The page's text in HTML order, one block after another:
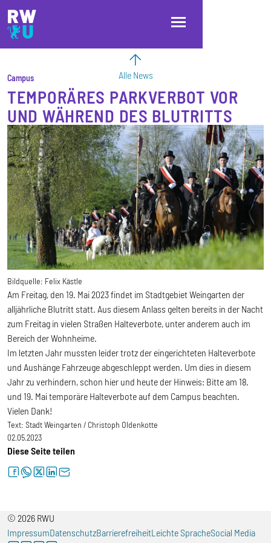
Direkt zum Inhalt
Direkt zur Hauptnavigation
Direkt zum Fußbereich
Alle News
Campus
TEMPORÄRES PARKVERBOT VOR
UND WÄHREND DES BLUTRITTS
Bildquelle: Felix Kästle
Am Freitag, den 19. Mai 2023 findet im Stadtgebiet Weingarten der
alljährliche Blutritt statt. Aus diesem Anlass gelten bereits in der Nacht
zum Freitag in vielen Straßen Halteverbote, unter anderem auch im
Bereich der Wohnheime.
Im letzten Jahr mussten leider trotz der eingerichteten Halteverbote
und Aushänge Fahrzeuge abgeschleppt werden. Um dies in diesem
Jahr zu verhindern, schon hier und heute der Hinweis: Bitte am 18.
und 19. Mai temporäre Halteverbote auf dem Campus beachten.
Vielen Dank!
Text: Stadt Weingarten / Christoph Oldenkotte
02.05.2023
Diese Seite teilen
facebookwhatsapptwitterlinkedinletter
© 2026 RWU
ImpressumDatenschutzBarrierefreiheitLeichte SpracheSocial Media